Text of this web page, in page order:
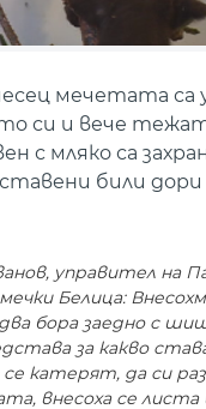
мечетата са
си и вече
с мляко са
били
управител на
Белица:
бора заедно с
за какво
катерят, да си
внесоха се